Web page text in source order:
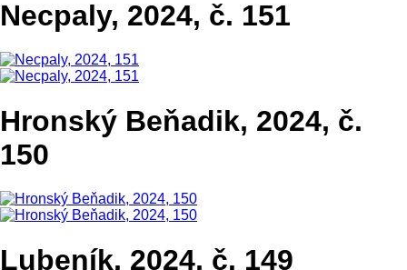
Necpaly, 2024, č. 151
Hronský Beňadik, 2024, č.
150
Lubeník, 2024, č. 149